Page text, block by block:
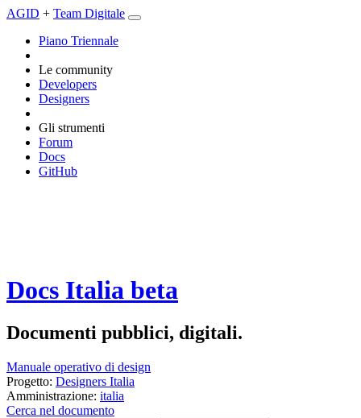
AGID + Team Digitale
Piano Triennale
Le community
Developers
Designers
Gli strumenti
Forum
Docs
GitHub
Docs Italia beta
Documenti pubblici, digitali.
Manuale operativo di design
Progetto: Designers Italia
Amministrazione: italia
Cerca nel documento